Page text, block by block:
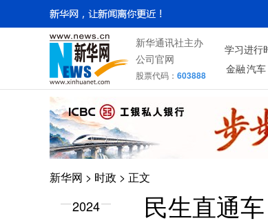
新华通讯社主办
公司官网
股票代码： 603888
学习进行
金融 汽车
新华网 > 时政 > 正文
2024
民生直通